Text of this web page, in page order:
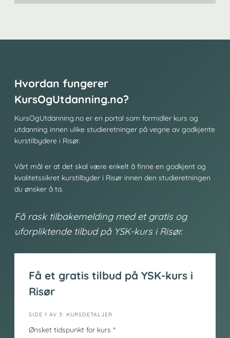
Hvordan fungerer
KursOgUtdanning.no?
KursOgUtdanning.no er en portal som formidler kurs og
utdanning innen ulike studieretninger på vegne av godkjente
kurstilbydere i Risør.
Vårt mål er at det skal være enkelt å finne en godkjent og
kvalitetssikret kurstilbyder i Risør innen den studieretningen
du ønsker å ta.
Få rask tilbakemelding med et gratis og
uforpliktende tilbud på YSK-kurs i Risør.
Få et gratis tilbud på YSK-kurs i
Risør
i
n
SIDE 1 AV 3: KURSDETALJER
Ønsket tidspunkt for kurs *